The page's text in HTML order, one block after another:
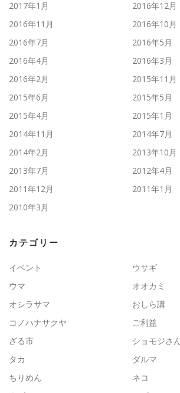
2017年1月
2016年12月
2016年11月
2016年10月
2016年7月
2016年5月
2016年4月
2016年3月
2016年2月
2015年11月
2015年6月
2015年5月
2015年4月
2015年1月
2014年11月
2014年7月
2014年2月
2013年10月
2013年7月
2012年4月
2011年12月
2011年1月
2010年3月
カテゴリー
イベント
ウサギ
ウマ
オオカミ
オシラサマ
おしら講
コノハナサクヤ
ご利益
ざる市
ショモジさ
タカ
ダルマ
ちりめん
ネコ